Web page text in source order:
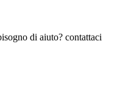
di aiuto? contattaci